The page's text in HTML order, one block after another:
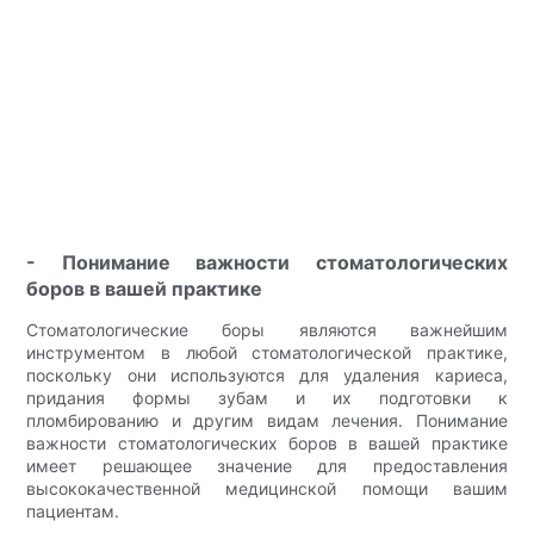
- Понимание важности стоматологических
боров в вашей практике
Стоматологические боры являются важнейшим
инструментом в любой стоматологической практике,
поскольку они используются для удаления кариеса,
придания формы зубам и их подготовки к
пломбированию и другим видам лечения. Понимание
важности стоматологических боров в вашей практике
имеет решающее значение для предоставления
высококачественной медицинской помощи вашим
пациентам.